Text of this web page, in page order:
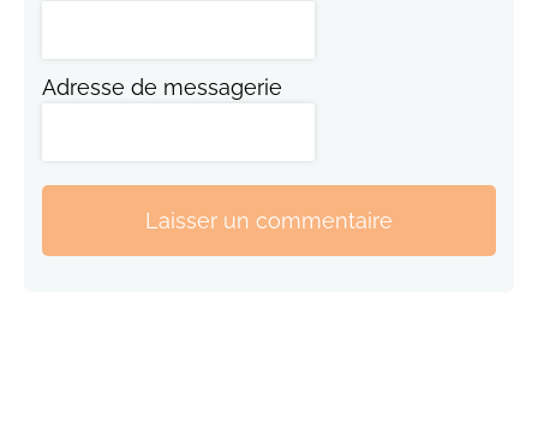
Adresse de messagerie
Laisser un commentaire